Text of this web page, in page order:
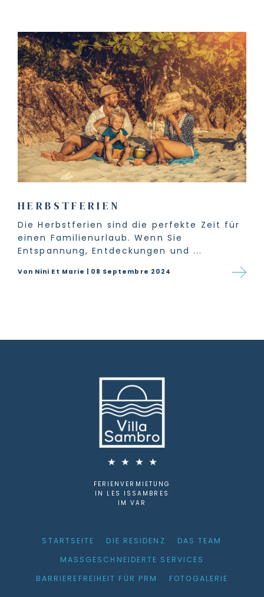
HERBSTFERIEN
Die Herbstferien sind die perfekte Zeit für
einen Familienurlaub. Wenn Sie
Entspannung, Entdeckungen und ...
Von Nini Et Marie | 08 Septembre 2024
FERIENVERMIETUNG
IN LES ISSAMBRES
IM VAR
STARTSEITE DIE RESIDENZ
DAS TEAM
MASSGESCHNEIDERTE SERVICES
BARRIEREFREIHEIT FÜR PRM
FOTOGALERIE